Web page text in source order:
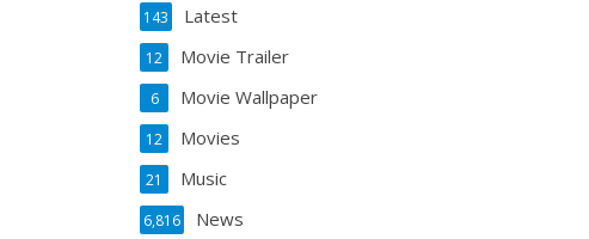
Latest
143
Movie Trailer
12
Movie Wallpaper
6
Movies
12
Music
21
News
6,816